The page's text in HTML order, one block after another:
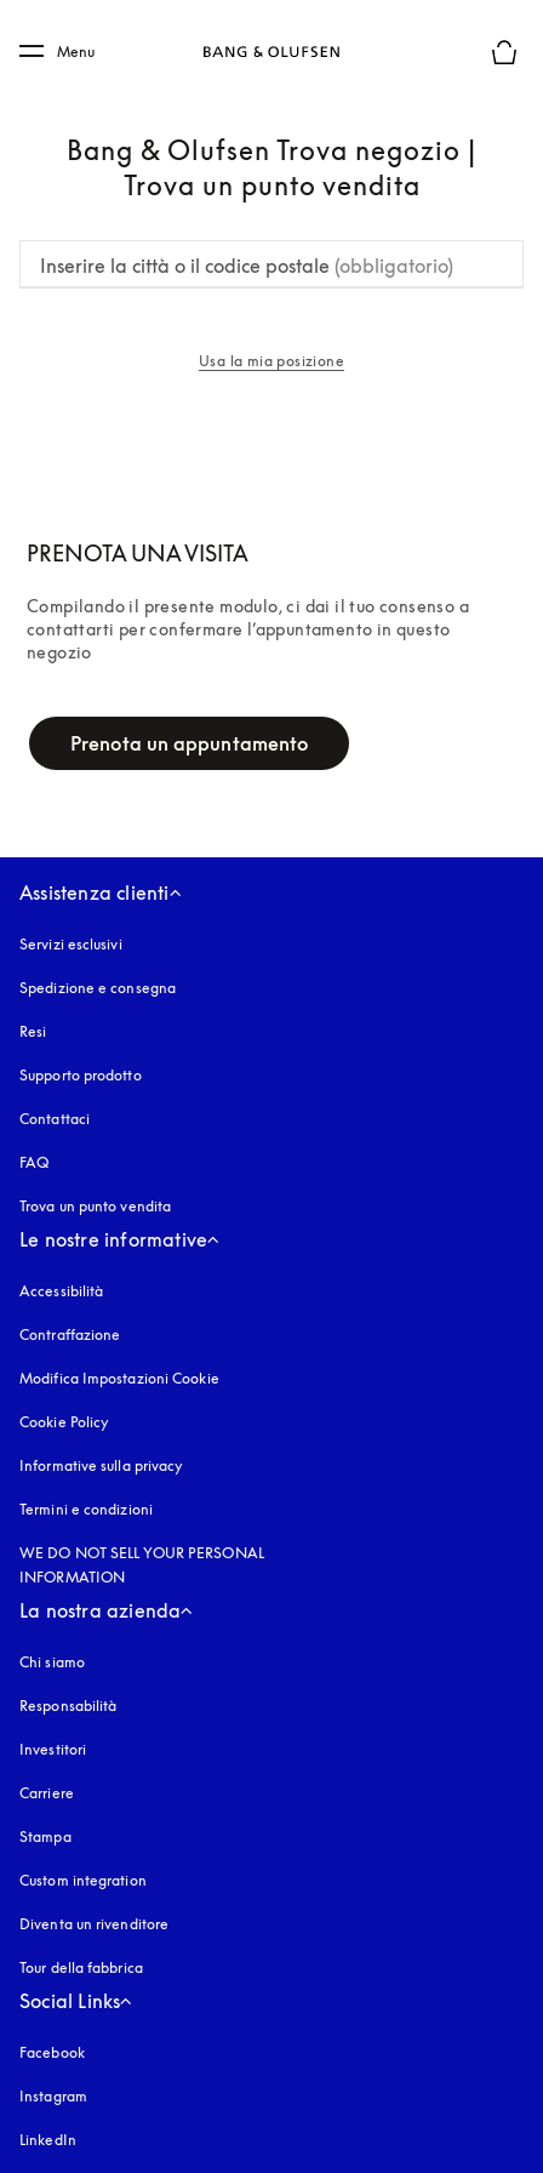
Skip to main footer
Menu
Bang & Olufsen Trova negozio |
Trova un punto vendita
Inserire la città o il codice postale (obbligatorio)
Usa la mia posizione
PRENOTA UNA VISITA
Compilando il presente modulo, ci dai il tuo consenso a
contattarti per confermare l’appuntamento in questo
negozio
Prenota un appuntamento
Assistenza clienti
Servizi esclusivi
Spedizione e consegna
Resi
Supporto prodotto
Contattaci
FAQ
Trova un punto vendita
Le nostre informative
Accessibilità
Contraffazione
Modifica Impostazioni Cookie
Cookie Policy
Informative sulla privacy
Termini e condizioni
WE DO NOT SELL YOUR PERSONAL
INFORMATION
La nostra azienda
Chi siamo
Responsabilità
Investitori
Carriere
Stampa
Custom integration
Diventa un rivenditore
Tour della fabbrica
Social Links
Facebook
Instagram
LinkedIn